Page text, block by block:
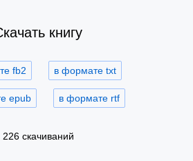
книгу
fb2 в формате txt
epub в формате rtf
226 скачиваний